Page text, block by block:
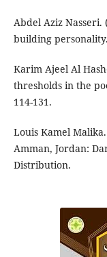
Abdel Aziz Nasseri.
building
Karim Ajeel Al
thresholds in the
114-131.
Louis Kamel
Amman, Jordan:
Distribution.